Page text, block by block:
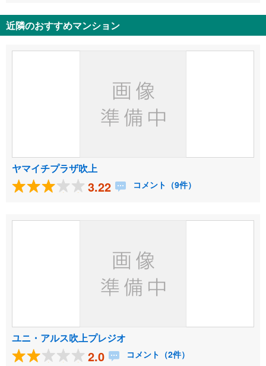
近隣のおすすめマンション
ヤマイチプラザ吹上
3.22 コメント（9件）
ユニ・アルス吹上プレジオ
2.0 コメント（2件）